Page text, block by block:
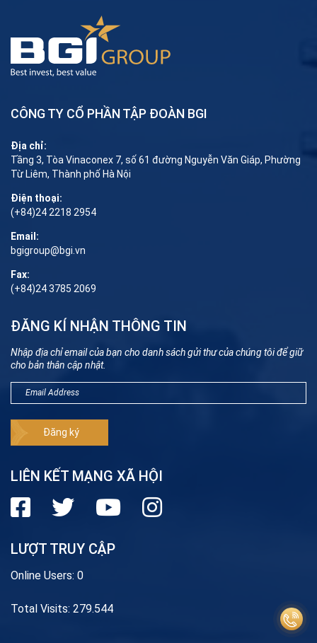
CÔNG TY CỔ PHẦN TẬP ĐOÀN BGI
Địa chỉ:
Tầng 3, Tòa Vinaconex 7, số 61 đường Nguyễn Văn Giáp, Phường
Từ Liêm, Thành phố Hà Nội
Điện thoại:
(+84)24 2218 2954
Email:
bgigroup@bgi.vn
Fax:
(+84)24 3785 2069
ĐĂNG KÍ NHẬN THÔNG TIN
Nhập địa chỉ email của bạn cho danh sách gửi thư của chúng tôi để giữ
cho bản thân cập nhật.
LIÊN KẾT MẠNG XÃ HỘI
LƯỢT TRUY CẬP
Online Users: 0
Total Visits: 279.544